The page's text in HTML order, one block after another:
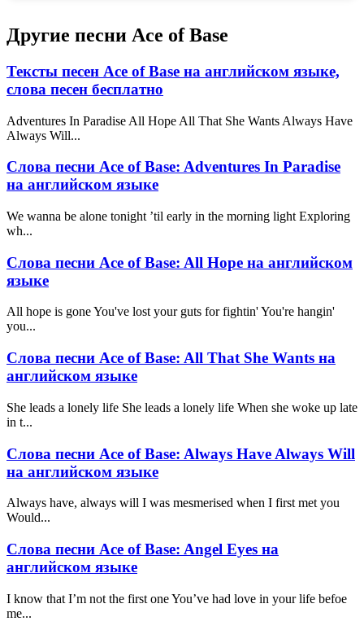
Другие песни Ace of Base
Тексты песен Ace of Base на английском языке,
слова песен бесплатно
Adventures In Paradise All Hope All That She Wants Always Have
Always Will...
Слова песни Ace of Base: Adventures In Paradise
на английском языке
We wanna be alone tonight ’til early in the morning light Exploring
wh...
Слова песни Ace of Base: All Hope на английском
языке
All hope is gone You've lost your guts for fightin' You're hangin'
you...
Слова песни Ace of Base: All That She Wants на
английском языке
She leads a lonely life She leads a lonely life When she woke up late
in t...
Слова песни Ace of Base: Always Have Always Will
на английском языке
Always have, always will I was mesmerised when I first met you
Would...
Слова песни Ace of Base: Angel Eyes на
английском языке
I know that I’m not the first one You’ve had love in your life befoe
me...